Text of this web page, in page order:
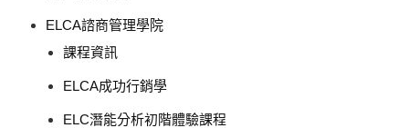
ELCA諮商管理學院
課程資訊
ELCA成功行銷學
ELC潛能分析初階體驗課程